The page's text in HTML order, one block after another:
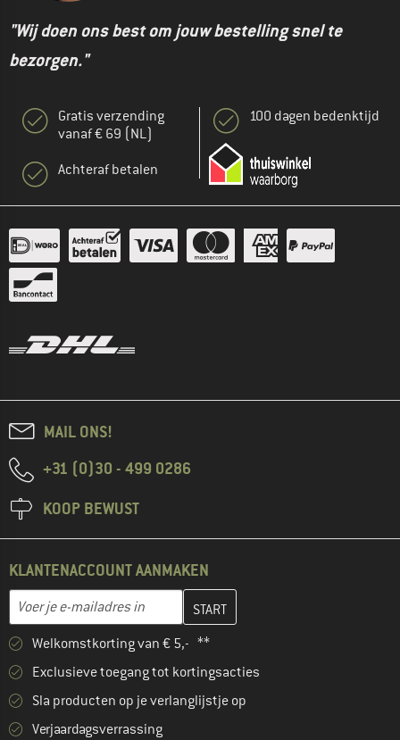
"Wij doen ons best om jouw bestelling snel te
bezorgen."
Gratis verzending
vanaf € 69 (NL)
Achteraf betalen
100 dagen bedenktijd
MAIL ONS!
+31 (0)30 - 499 0286
KOOP BEWUST
KLANTENACCOUNT AANMAKEN
E-mailadres
Vul je e-mailadres hier in en maak in de volgende stap je
Welkomstkorting van € 5,- **
Exclusieve toegang tot kortingsacties
Sla producten op je verlanglijstje op
Verjaardagsverrassing